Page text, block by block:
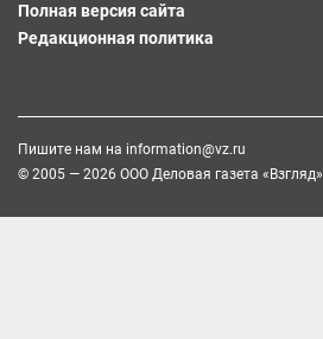
Полная версия сайта
Редакционная политика
Пишите нам на information@vz.ru
© 2005 — 2026 ООО Деловая газета «Взгляд»